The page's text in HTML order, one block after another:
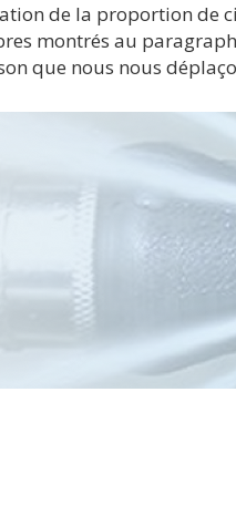
de la proportion de
montrés au
que nous nous